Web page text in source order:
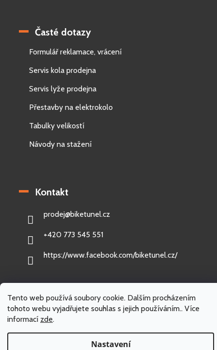
Tento web používá soubory cookie. Dalším procházením
tohoto webu vyjadřujete souhlas s jejich používáním.. Více
informací zde.
Nastavení
Časté dotazy
Formulář reklamace, vrácení
Servis kola prodejna
Servis lyže prodejna
Přestavby na elektrokolo
Tabulky velikostí
Návody na stažení
Kontakt
prodej@biketunel.cz
+420 773 545 551
https://www.facebook.com/biketunel.cz/
Vytvořil Shoptet
Copyright 2026BikeTunel.cz. Všechna práva vyhrazena.